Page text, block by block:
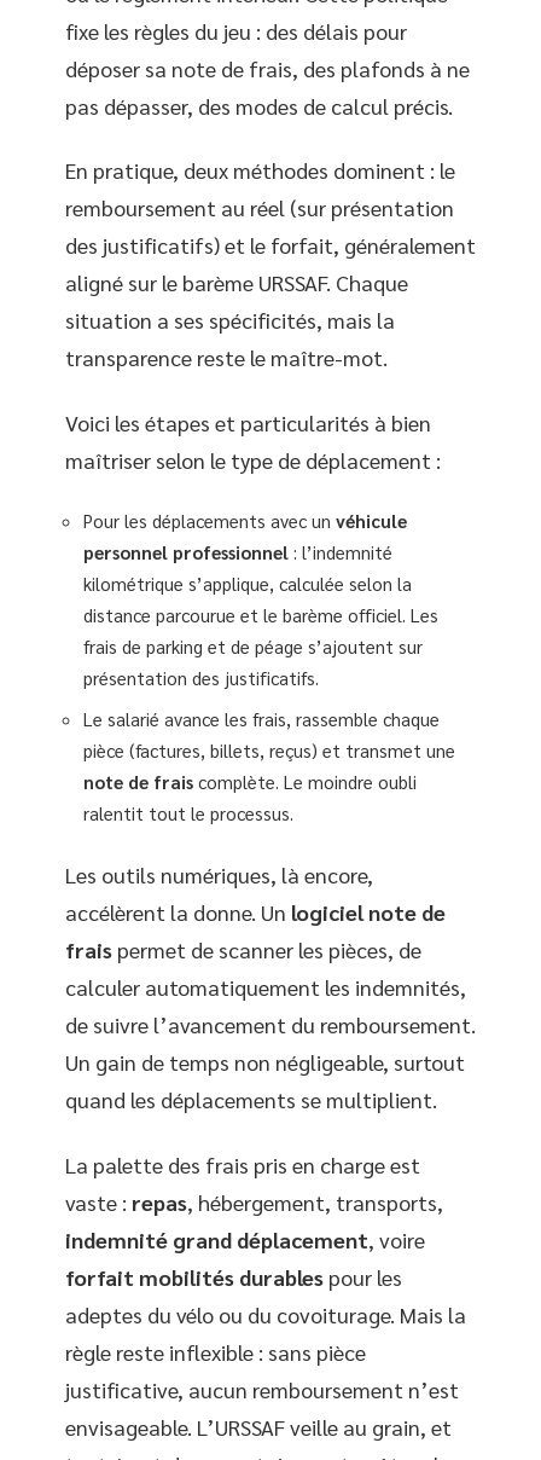
fixe les règles du jeu : des délais pour
déposer sa note de frais, des plafonds à ne
pas dépasser, des modes de calcul précis.
En pratique, deux méthodes dominent : le
remboursement au réel (sur présentation
des justificatifs) et le forfait, généralement
aligné sur le barème URSSAF. Chaque
situation a ses spécificités, mais la
transparence reste le maître-mot.
Voici les étapes et particularités à bien
maîtriser selon le type de déplacement :
Pour les déplacements avec un véhicule
personnel professionnel : l’indemnité
kilométrique s’applique, calculée selon la
distance parcourue et le barème officiel. Les
frais de parking et de péage s’ajoutent sur
présentation des justificatifs.
Le salarié avance les frais, rassemble chaque
pièce (factures, billets, reçus) et transmet une
note de frais complète. Le moindre oubli
ralentit tout le processus.
Les outils numériques, là encore,
accélèrent la donne. Un logiciel note de
frais permet de scanner les pièces, de
calculer automatiquement les indemnités,
de suivre l’avancement du remboursement.
Un gain de temps non négligeable, surtout
quand les déplacements se multiplient.
La palette des frais pris en charge est
vaste : repas, hébergement, transports,
indemnité grand déplacement, voire
forfait mobilités durables pour les
adeptes du vélo ou du covoiturage. Mais la
règle reste inflexible : sans pièce
justificative, aucun remboursement n’est
envisageable. L’URSSAF veille au grain, et